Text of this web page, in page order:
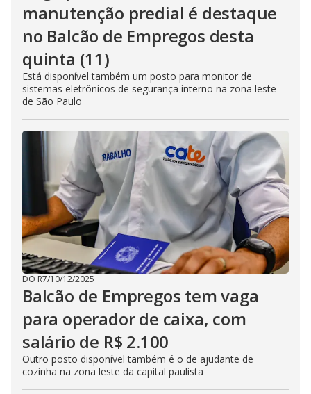
manutenção predial é destaque
no Balcão de Empregos desta
quinta (11)
Está disponível também um posto para monitor de
sistemas eletrônicos de segurança interno na zona leste
de São Paulo
DO R7/10/12/2025
Balcão de Empregos tem vaga
para operador de caixa, com
salário de R$ 2.100
Outro posto disponível também é o de ajudante de
cozinha na zona leste da capital paulista